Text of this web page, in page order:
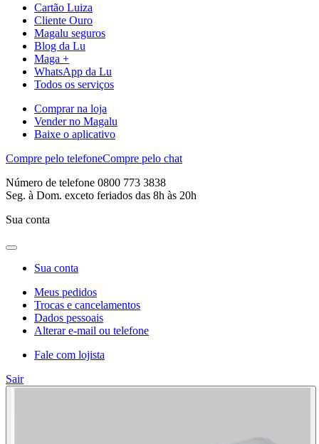
Cartão Luiza
Cliente Ouro
Magalu seguros
Blog da Lu
Maga +
WhatsApp da Lu
Todos os serviços
Comprar na loja
Vender no Magalu
Baixe o aplicativo
Compre pelo telefoneCompre pelo chat
Número de telefone 0800 773 3838
Seg. à Dom. exceto feriados das 8h às 20h
Sua conta
Sua conta
Meus pedidos
Trocas e cancelamentos
Dados pessoais
Alterar e-mail ou telefone
Fale com lojista
Sair